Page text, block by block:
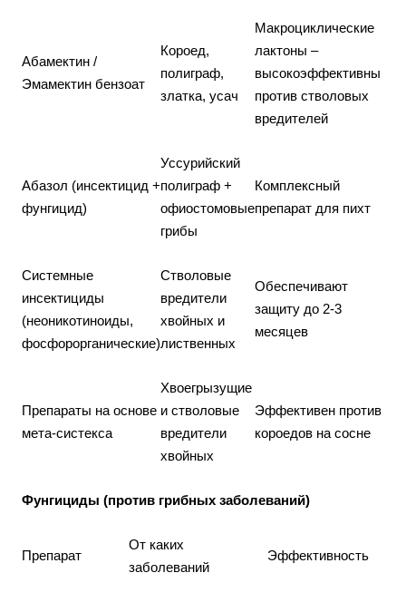
Абамектин /
Эмамектин бензоат
Короед,
полиграф,
златка, усач
Макроциклические
лактоны –
высокоэффективны
против стволовых
вредителей
Абазол (инсектицид +
фунгицид)
Уссурийский
полиграф +
офиостомовые
грибы
Комплексный
препарат для пихт
Системные
инсектициды
(неоникотиноиды,
фосфорорганические)
Стволовые
вредители
хвойных и
лиственных
Обеспечивают
защиту до 2-3
месяцев
Препараты на основе
мета-систекса
Хвоегрызущие
и стволовые
вредители
хвойных
Эффективен против
короедов на сосне
Фунгициды (против грибных заболеваний)
Препарат
От каких
заболеваний
Эффективность